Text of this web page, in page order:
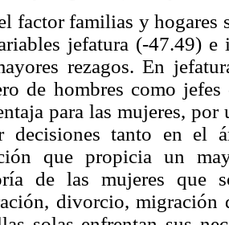
factor familias y hogares
jefatura (-47.49) e
rezagos. En
de hombres como
para las mujeres,
decisiones tanto en el
que propicia un
de las mujeres que
divorcio, migración